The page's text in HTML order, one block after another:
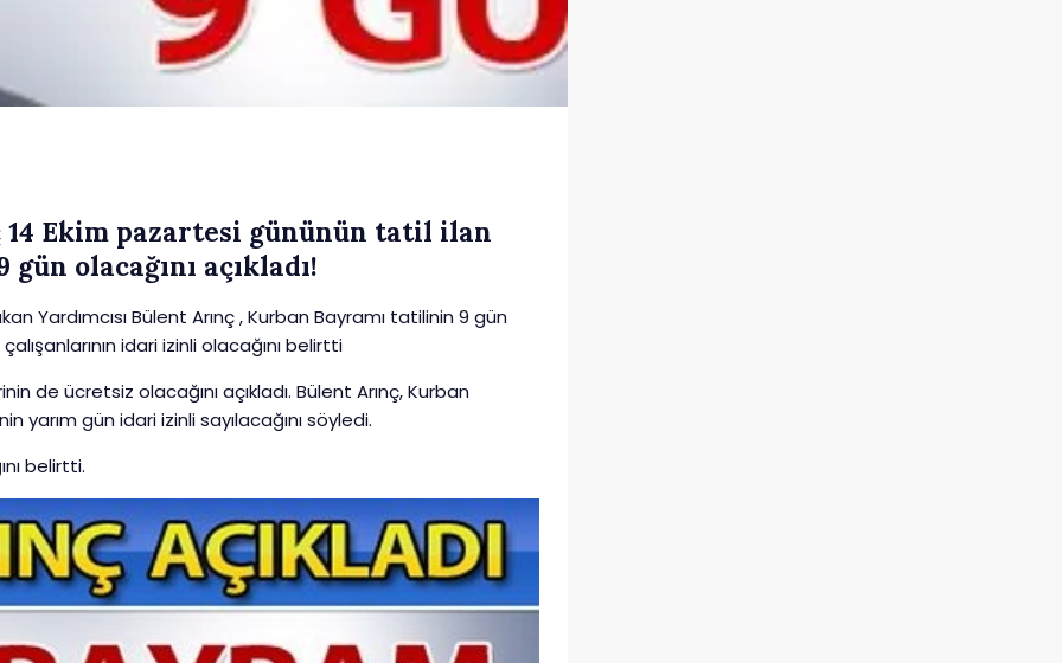
14 Ekim pazartesi gününün tatil ilan
olacağını açıkladı!
Yardımcısı Bülent Arınç , Kurban Bayramı tatilinin 9 gün
idari izinli olacağını belirtti
de ücretsiz olacağını açıkladı. Bülent Arınç, Kurban
gün idari izinli sayılacağını söyledi.
belirtti.